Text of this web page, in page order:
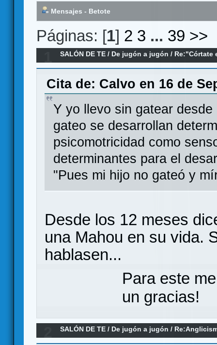
Mensajes - Betote
Páginas: [1] 2 3 ... 39 >>
SALÓN DE TE / De jugón a jugón / Re:"Córtate
trabajo": el mundo de las reseñas
Cita de: Calvo en 16 de
Y yo llevo sin gatear
gateo se desarrollan
psicomotricidad como
determinantes para el
"Pues mi hijo no gateó y
Desde los 12 meses
una Mahou en su vida.
hablasen...
Para este
un gracias!
SALÓN DE TE / De jugón a jugón /